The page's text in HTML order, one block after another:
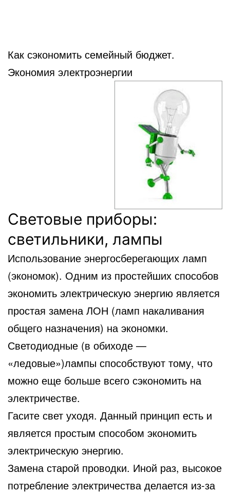
Как сэкономить семейный бюджет.
Экономия электроэнергии
Световые приборы:
светильники, лампы
Использование энергосберегающих ламп
(экономок). Одним из простейших способов
экономить электрическую энергию является
простая замена ЛОН (ламп накаливания
общего назначения) на экономки.
Светодиодные (в обиходе —
«ледовые»)лампы способствуют тому, что
можно еще больше всего сэкономить на
электричестве.
Гасите свет уходя. Данный принцип есть и
является простым способом экономить
электрическую энергию.
Замена старой проводки. Иной раз, высокое
потребление электричества делается из-за